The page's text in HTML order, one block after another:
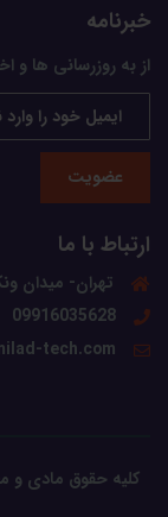
خبرنامه
از به روزرسانی ها و
عضویت
ارتباط با ما
تهران- میدان
09916035628
tech.com
کلیه حقوق مادی و